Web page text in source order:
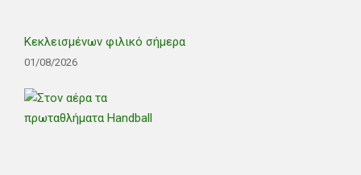
Κεκλεισμένων φιλικό σήμερα
01/08/2026